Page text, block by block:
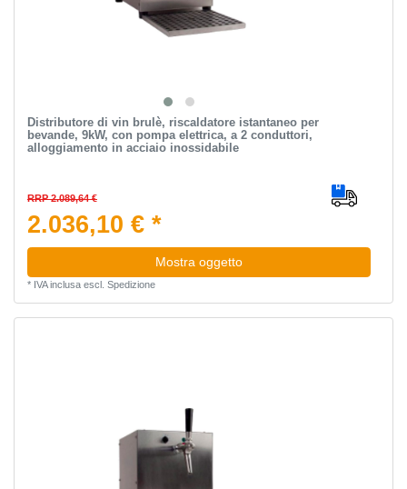
Distributore di vin brulè, riscaldatore istantaneo per
bevande, 9kW, con pompa elettrica, a 2 conduttori,
alloggiamento in acciaio inossidabile
RRP 2.089,64 €
2.036,10 € *
Mostra oggetto
* IVA inclusaescl. Spedizione